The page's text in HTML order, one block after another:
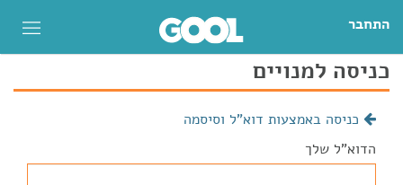
התחבר
כניסה למנויים
כניסה באמצעות דוא"ל וסיסמה
הדוא"ל שלך